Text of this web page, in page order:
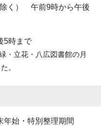
く） 午前9時から午後
5時まで
・立花・八広図書館の月
。
年始・特別整理期間